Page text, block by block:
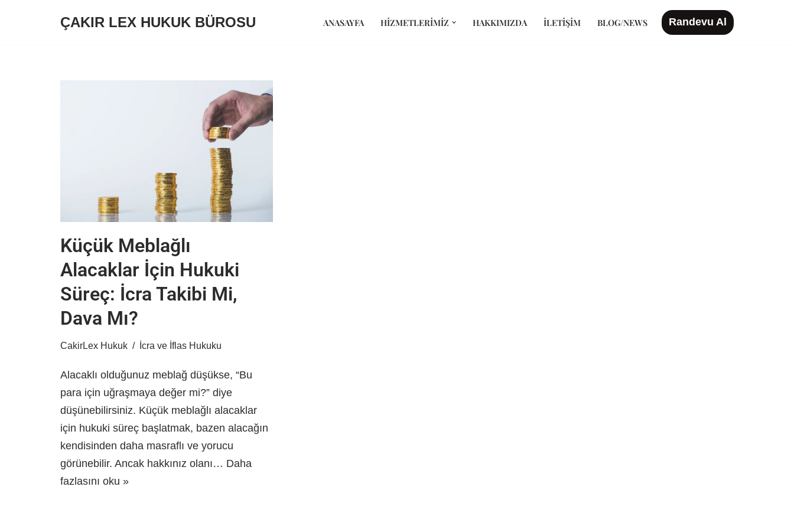
ÇAKIR LEX HUKUK BÜROSU ANASAYFA HIZMETLERIMIZ HAKKIMIZDA İLETIŞIM BLOG/NEWS Randevu Al
Küçük Meblağlı
Alacaklar İçin Hukuki
Süreç: İcra Takibi Mi,
Dava Mı?
CakirLex Hukuk İcra ve İflas Hukuku
Alacaklı olduğunuz meblağ düşükse, “Bu
para için uğraşmaya değer mi?” diye
düşünebilirsiniz. Küçük meblağlı alacaklar
için hukuki süreç başlatmak, bazen alacağın
kendisinden daha masraflı ve yorucu
görünebilir. Ancak hakkınız olanı… Daha
fazlasını oku »